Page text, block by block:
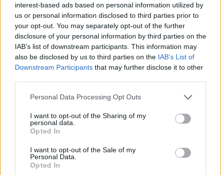
interest-based ads based on personal information utilized by
us or personal information disclosed to third parties prior to
your opt-out. You may separately opt-out of the further
disclosure of your personal information by third parties on the
IAB’s list of downstream participants. This information may
also be disclosed by us to third parties on the IAB’s List of
Downstream Participants that may further disclose it to other
Personal Data Processing Opt Outs
I want to opt-out of the Sharing of my
personal data.
Opted In
I want to opt-out of the Sale of my
Personal Data.
Opted In